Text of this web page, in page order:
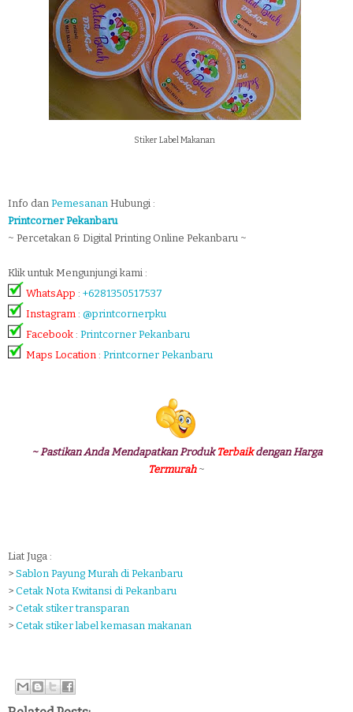
Stiker Label Makanan
Info dan Pemesanan Hubungi :
Printcorner Pekanbaru
~ Percetakan & Digital Printing Online Pekanbaru ~
Klik untuk Mengunjungi kami :
WhatsApp : +6281350517537
Instagram : @printcornerpku
Facebook : Printcorner Pekanbaru
Maps Location : Printcorner Pekanbaru
~ Pastikan Anda Mendapatkan ProdukTerbaikdengan Harga
Termurah~
Liat Juga :
> Sablon Payung Murah di Pekanbaru
> Cetak Nota Kwitansi di Pekanbaru
> Cetak stiker transparan
> Cetak stiker label kemasan makanan